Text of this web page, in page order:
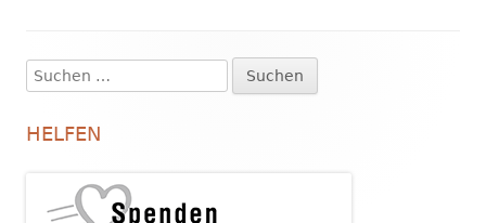
Haupt-
Seitenleiste
Suchen
nach:
HELFEN